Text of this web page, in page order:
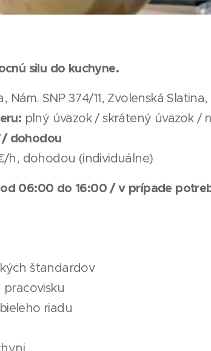
silu do kuchyne.
Nám. SNP 374/11, Zvolenská
plný úväzok / skrátený úväzok /
/ dohodou
h, dohodou (individuálne)
od 06:00 do 16:00 / v prípade
štandardov
pracovisku
riadu